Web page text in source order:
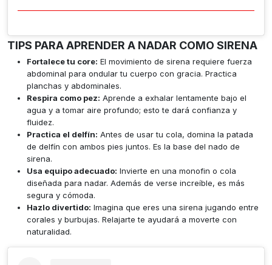
TIPS PARA APRENDER A NADAR COMO SIRENA
Fortalece tu core: El movimiento de sirena requiere fuerza
abdominal para ondular tu cuerpo con gracia. Practica
planchas y abdominales.
Respira como pez: Aprende a exhalar lentamente bajo el
agua y a tomar aire profundo; esto te dará confianza y
fluidez.
Practica el delfín: Antes de usar tu cola, domina la patada
de delfín con ambos pies juntos. Es la base del nado de
sirena.
Usa equipo adecuado: Invierte en una monofin o cola
diseñada para nadar. Además de verse increíble, es más
segura y cómoda.
Hazlo divertido: Imagina que eres una sirena jugando entre
corales y burbujas. Relajarte te ayudará a moverte con
naturalidad.